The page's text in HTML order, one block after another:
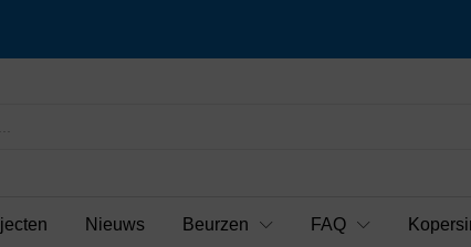
Nieuws Beurzen FAQ